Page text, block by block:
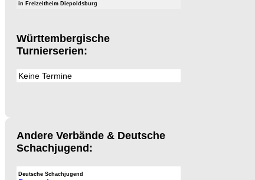
in Freizeitheim Diepoldsburg
Württembergische
Turnierserien:
Keine Termine
Andere Verbände & Deutsche
Schachjugend:
Deutsche Schachjugend